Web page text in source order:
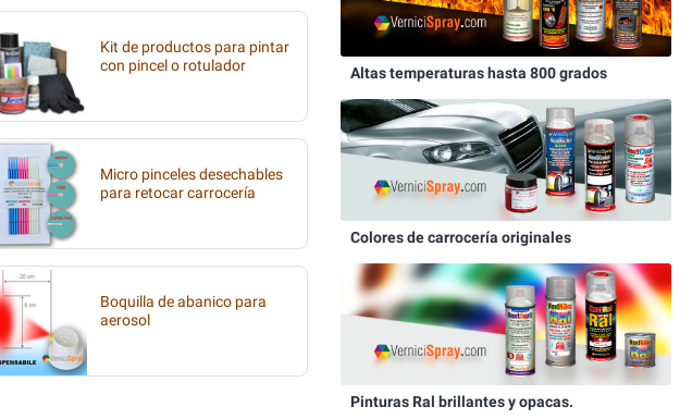
Kit de productos para pintar
con pincel o rotulador
Micro pinceles desechables
para retocar carrocería
Boquilla de abanico para
aerosol
Altas temperaturas hasta 800 grados
Colores de carrocería originales
Pinturas Ral brillantes y opacas.